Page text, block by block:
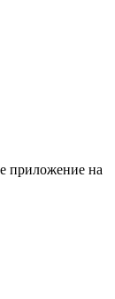
приложение на